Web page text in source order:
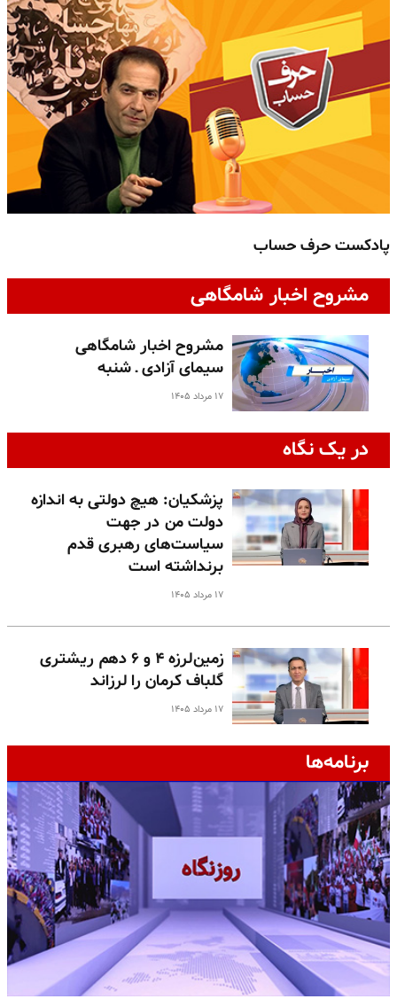
پادکست حرف حساب
مشروح اخبار شامگاهی
مشروح اخبار شامگاهی
سیمای آزادی ـ شنبه
۱۷ مرداد ۱۴۰۵
در یک نگاه
پزشکیان: هیچ دولتی به اندازه
دولت من در جهت
سیاست‌های رهبری قدم
برنداشته است
۱۷ مرداد ۱۴۰۵
زمین‌لرزه ۴ و ۶ دهم ریشتری
گلباف کرمان را لرزاند
۱۷ مرداد ۱۴۰۵
برنامه‌ها